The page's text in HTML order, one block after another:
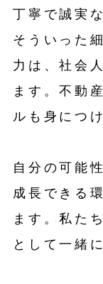
丁寧で誠実
そういった
力は、社会
ます。不動
ルも身につ
自分の可能
成長できる
ます。私た
として一緒